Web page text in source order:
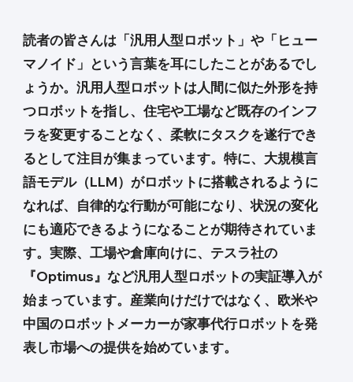
読者の皆さんは「汎用人型ロボット」や「ヒュー
マノイド」という言葉を耳にしたことがあるでし
ょうか。汎用人型ロボットは人間に似た外形を持
つロボットを指し、住宅や工場など既存のインフ
ラを変更することなく、柔軟にタスクを遂行でき
るとして注目が集まっています。特に、大規模言
語モデル（LLM）がロボットに搭載されるように
なれば、自律的な行動が可能になり、状況の変化
にも適応できるようになることが期待されていま
す。実際、工場や倉庫向けに、テスラ社の
『Optimus』など汎用人型ロボットの実証導入が
始まっています。産業向けだけではなく、欧米や
中国のロボットメーカーが家事代行ロボットを発
表し市場への提供を始めています。